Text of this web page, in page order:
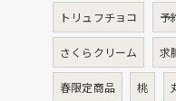
トリュフチョコ 予
さくらクリーム 求
春限定商品 桃